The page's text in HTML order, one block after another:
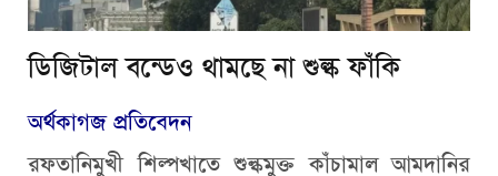
ডিজিটাল বন্ডেও থামছে না শুল্ক ফাঁকি
অর্থকাগজ প্রতিবেদন
রফতানিমুখী শিল্পখাতে শুল্কমুক্ত কাঁচামাল আমদানির